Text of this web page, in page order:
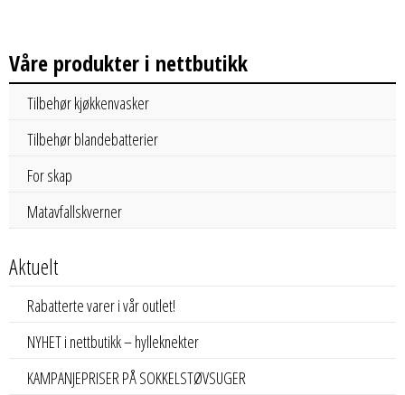
Våre produkter i nettbutikk
Tilbehør kjøkkenvasker
Tilbehør blandebatterier
For skap
Matavfallskverner
Aktuelt
Rabatterte varer i vår outlet!
NYHET i nettbutikk – hylleknekter
KAMPANJEPRISER PÅ SOKKELSTØVSUGER